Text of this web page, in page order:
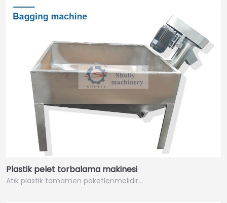
Plastik pelet torbalama makinesi
Atık plastik tamamen paketlenmelidir…